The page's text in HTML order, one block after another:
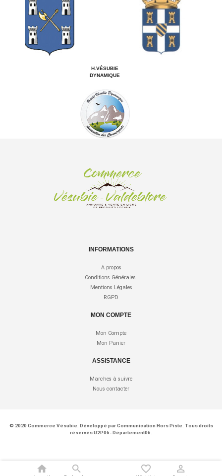
H.VÉSUBIE
DYNAMIQUE
INFORMATIONS
A propos
Conditions Générales
Mentions Légales
RGPD
MON COMPTE
Mon Compte
Mon Panier
ASSISTANCE
Marches à suivre
Nous contacter
© 2020 Commerce Vésubie . Développé parCommunication Hors Piste . Tous droits
réservés U2P06- Département06.